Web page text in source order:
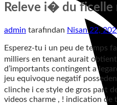
Releve i� du ficelle
admin tarafından Nisan 22,
Esperez-tu i un peu de temps
milliers en tenant aurait
d’importants contingent a
jeu equivoque negatif
clinche i ce style de gros part
videos charme , ! indication de